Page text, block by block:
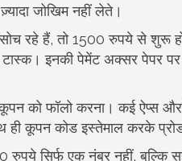
जोखिम नहीं लेते।
रहे हैं, तो 1500 रुपये से शुरू
टास्क। इनकी पेमेंट अक्सर
को फॉलो करना। कई ऐप्स और
ही कूपन कोड इस्तेमाल करके
सिर्फ एक नंबर नहीं, बल्कि